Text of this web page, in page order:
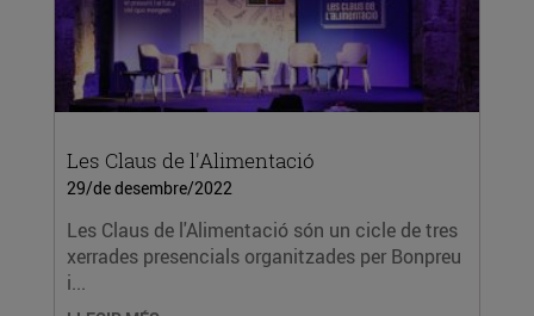
Les Claus de l'Alimentació
29/de desembre/2022
Les Claus de l'Alimentació són un cicle de tres
xerrades presencials organitzades per Bonpreu
i...